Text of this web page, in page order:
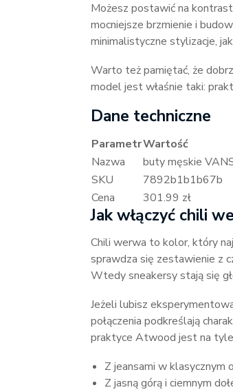
Możesz postawić na
mocniejsze brzmienie i
minimalistyczne stylizacje,
Warto też pamiętać, że
model jest właśnie taki:
Dane techniczne
ParametrWartość
Nazwa
buty męskie
SKU
7892b1b1b67b
Cena
301.99 zł
Jak włączyć chili
Chili werwa to kolor, który
sprawdza się zestawienie z
Wtedy sneakersy stają się
Jeżeli lubisz
połączenia podkreślają
praktyce Atwood jest na tyle
Z jeansami w klasycznym
Z jasną górą i ciemnym